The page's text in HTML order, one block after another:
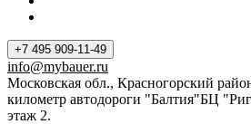
+7 495 909-11-49
info@mybauer.ru
Московская обл., Красногорский
километр автодороги "Балтия"БЦ
этаж 2.